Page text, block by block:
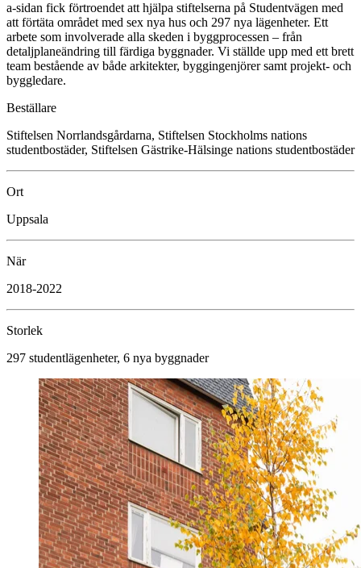
a-sidan fick förtroendet att hjälpa stiftelserna på Studentvägen med
att förtäta området med sex nya hus och 297 nya lägenheter. Ett
arbete som involverade alla skeden i byggprocessen – från
detaljplaneändring till färdiga byggnader. Vi ställde upp med ett brett
team bestående av både arkitekter, byggingenjörer samt projekt- och
byggledare.
Beställare
Stiftelsen Norrlandsgårdarna, Stiftelsen Stockholms nations
studentbostäder, Stiftelsen Gästrike-Hälsinge nations studentbostäder
Ort
Uppsala
När
2018-2022
Storlek
297 studentlägenheter, 6 nya byggnader